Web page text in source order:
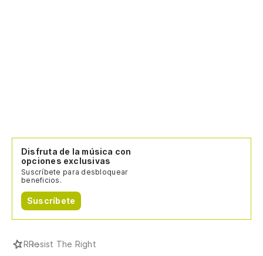
Disfruta de la música con
opciones exclusivas
Suscríbete para desbloquear
beneficios.
Suscríbete
RResist The Right